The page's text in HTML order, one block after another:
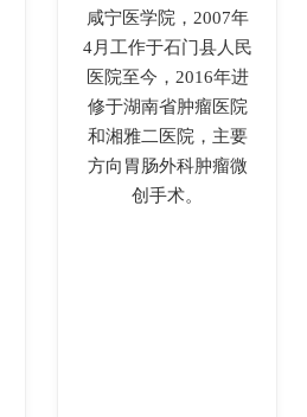
咸宁医学院，2007年
4月工作于石门县人民
医院至今，2016年进
修于湖南省肿瘤医院
和湘雅二医院，主要
方向胃肠外科肿瘤微
创手术。